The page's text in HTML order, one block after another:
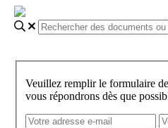
Veuillez remplir le formulaire
vous répondrons dès que